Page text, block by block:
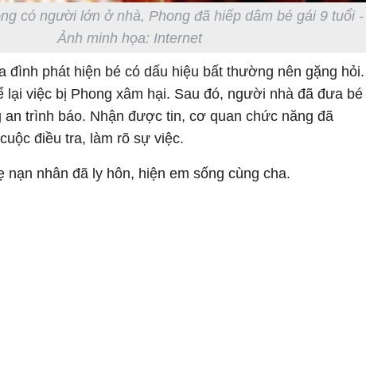
có người lớn ở nhà, Phong đã hiếp dâm bé gái 9 tuổi -
Ảnh minh họa: Internet
đình phát hiện bé có dấu hiệu bất thường nên gặng hỏi.
lại việc bị Phong xâm hại. Sau đó, người nhà đã đưa bé
an trình báo. Nhận được tin, cơ quan chức năng đã
điều tra, làm rõ sự việc.
nhân đã ly hôn, hiện em sống cùng cha.